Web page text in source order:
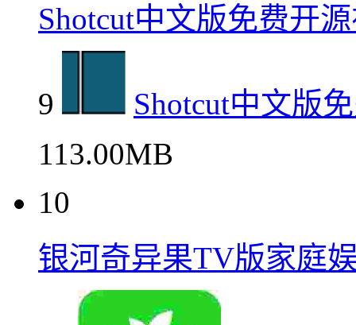
Shotcut中文版免费开
9
Shotcut中文版
113.00MB
10
银河奇异果TV版家庭